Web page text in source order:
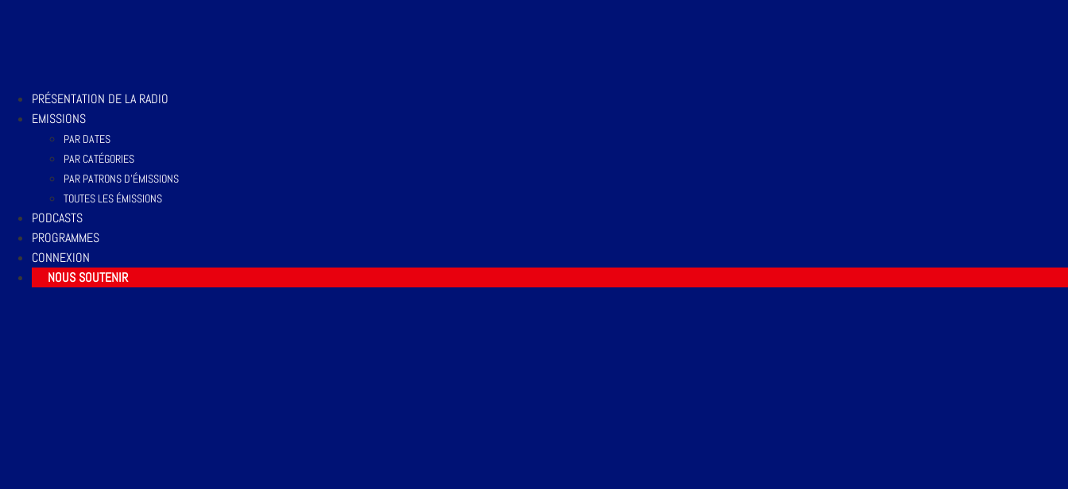
PRÉSENTATION DE LA RADIO
EMISSIONS
PAR DATES
PAR CATÉGORIES
PAR PATRONS D’ÉMISSIONS
TOUTES LES ÉMISSIONS
PODCASTS
PROGRAMMES
CONNEXION
NOUS SOUTENIR